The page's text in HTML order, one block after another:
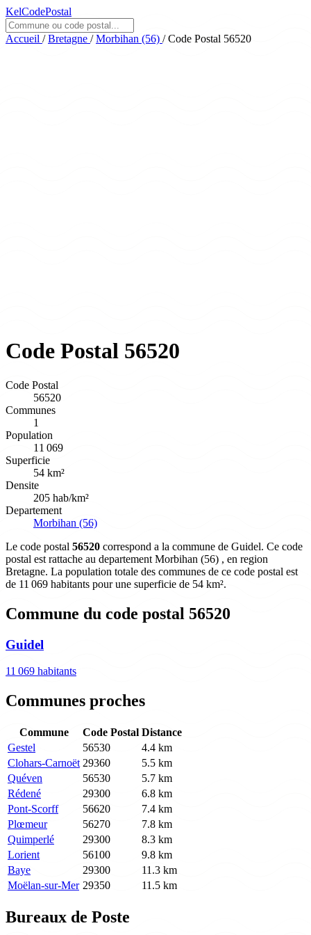
KelCodePostal
Accueil / Bretagne / Morbihan (56) / Code Postal 56520
Code Postal 56520
Code Postal
56520
Communes
1
Population
11 069
Superficie
54 km²
Densite
205 hab/km²
Departement
Morbihan (56)
Le code postal 56520 correspond a la commune de Guidel. Ce code
postal est rattache au departement Morbihan (56) , en region
Bretagne. La population totale des communes de ce code postal est
de 11 069 habitants pour une superficie de 54 km².
Commune du code postal 56520
Guidel
11 069 habitants
Communes proches
Commune Code Postal Distance
Gestel
56530
4.4 km
Clohars-Carnoët 29360
5.5 km
Quéven
56530
5.7 km
Rédené
29300
6.8 km
Pont-Scorff
56620
7.4 km
Plœmeur
56270
7.8 km
Quimperlé
29300
8.3 km
Lorient
56100
9.8 km
Baye
29300
11.3 km
Moëlan-sur-Mer 29350 11.5 km
Bureaux de Poste